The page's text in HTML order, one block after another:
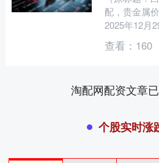
配，贵金属
2025年12月
达到9%后，
现大幅下跌
查看： 160
淘配网配资文章
个股实时涨